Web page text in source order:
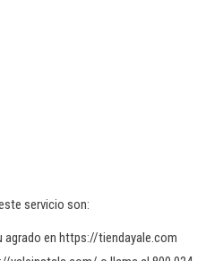
servicio son:
agrado en https://tiendayale.com